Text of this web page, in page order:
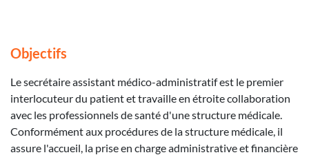
Objectifs
Le secrétaire assistant médico-administratif est le premier
interlocuteur du patient et travaille en étroite collaboration
avec les professionnels de santé d'une structure médicale.
Conformément aux procédures de la structure médicale, il
assure l'accueil, la prise en charge administrative et financière